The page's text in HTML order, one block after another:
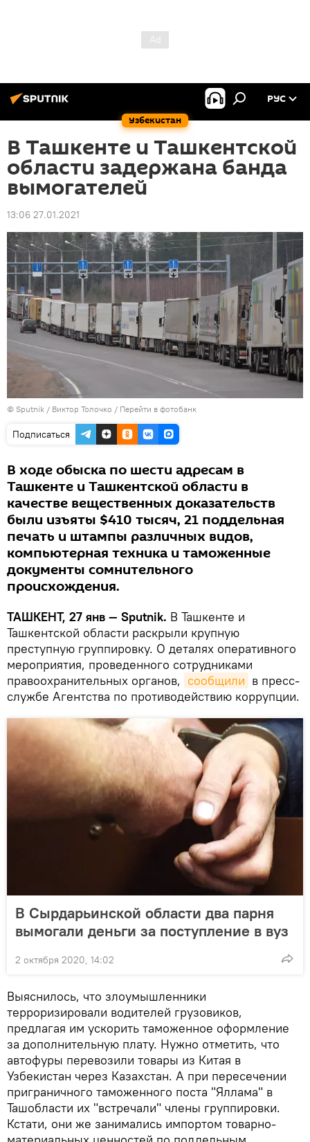
Узбекистан
РУС
В Ташкенте и Ташкентской
области задержана банда
вымогателей
13:06 27.01.2021
© Sputnik / Виктор Толочко / Перейти в фотобанк
Подписаться
В ходе обыска по шести адресам в
Ташкенте и Ташкентской области в
качестве вещественных доказательств
были изъяты $410 тысяч, 21 поддельная
печать и штампы различных видов,
компьютерная техника и таможенные
документы сомнительного
происхождения.
ТАШКЕНТ, 27 янв — Sputnik. В Ташкенте и
Ташкентской области раскрыли крупную
преступную группировку. О деталях оперативного
мероприятия, проведенного сотрудниками
правоохранительных органов, сообщили в пресс-
службе Агентства по противодействию коррупции.
В Сырдарьинской области два парня
вымогали деньги за поступление в вуз
2 октября 2020, 14:02
Выяснилось, что злоумышленники
терроризировали водителей грузовиков,
предлагая им ускорить таможенное оформление
за дополнительную плату. Нужно отметить, что
автофуры перевозили товары из Китая в
Узбекистан через Казахстан. А при пересечении
приграничного таможенного поста "Яллама" в
Ташобласти их "встречали" члены группировки.
Кстати, они же занимались импортом товарно-